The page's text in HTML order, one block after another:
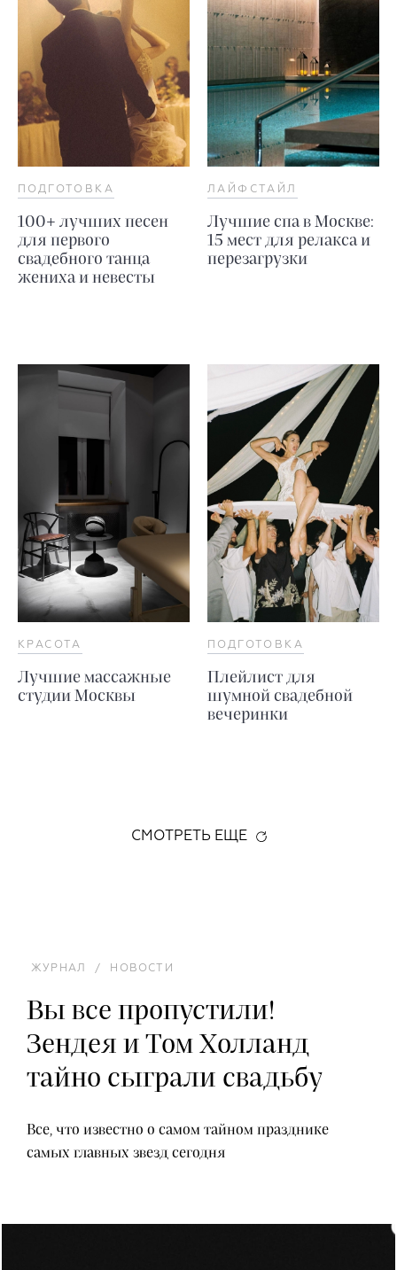
ПОДГОТОВКА
100+ лучших песен
для первого
свадебного танца
жениха и невесты
ЛАЙФСТАЙЛ
Лучшие спа в Москве:
15 мест для релакса и
перезагрузки
КРАСОТА
Лучшие массажные
студии Москвы
ПОДГОТОВКА
Плейлист для
шумной свадебной
вечеринки
СМОТРЕТЬ ЕЩЕ
ЖУРНАЛ / НОВОСТИ
Вы все пропустили!
Зендея и Том Холланд
тайно сыграли свадьбу
Все, что известно о самом тайном празднике
самых главных звезд сегодня